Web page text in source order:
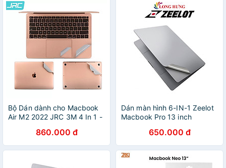
Bộ Dán dành cho Macbook
Air M2 2022 JRC 3M 4 In 1 -
860.000 đ
Dán màn hình 6-IN-1 Zeelot
Macbook Pro 13 inch
650.000 đ